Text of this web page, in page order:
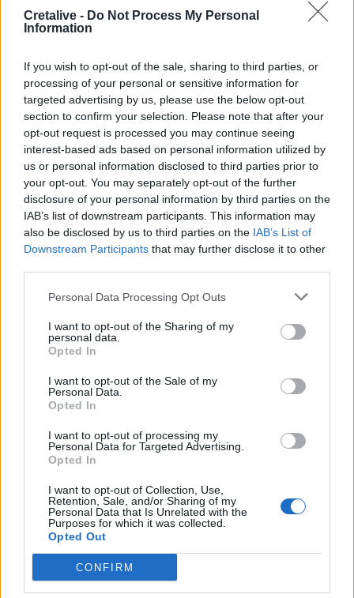
Cretalive - Do Not Process My Personal
Information
If you wish to opt-out of the sale, sharing to third parties, or
processing of your personal or sensitive information for
targeted advertising by us, please use the below opt-out
section to confirm your selection. Please note that after your
opt-out request is processed you may continue seeing
interest-based ads based on personal information utilized by
us or personal information disclosed to third parties prior to
your opt-out. You may separately opt-out of the further
disclosure of your personal information by third parties on the
IAB’s list of downstream participants. This information may
also be disclosed by us to third parties on the IAB’s List of
Downstream Participants that may further disclose it to other
Personal Data Processing Opt Outs
I want to opt-out of the Sharing of my
personal data.
Opted In
I want to opt-out of the Sale of my
Personal Data.
Opted In
I want to opt-out of processing my
Personal Data for Targeted Advertising.
Opted In
I want to opt-out of Collection, Use,
Retention, Sale, and/or Sharing of my
Personal Data that Is Unrelated with the
Purposes for which it was collected.
Opted Out
CONFIRM
Χανιά: Διεθνές Συνέδριο για τη Βιολογία των Φορέων
Μεταδοτικών Ασθενειών
12:33
Στις φλόγες δύο διυλιστήρια πετρελαίου στη Ρωσία μετά
από ουκρανική επίθεση με drones
12:29
Οι «αγκαζαρισμένες» ξαπλώστρες στις παραλίες
12:21
Δήμος Βιάννου: Χιλιάδες επισκέπτες κάθε ηλικίας στην
8η Γιορτή Μπανάνας
12:14
ΠΕΡΙΣΣΟΤΕΡΑ
ΣΧΕΤΙΚA AΡΘΡΑ
ΒΟΑΚ: Κλείνει την Τρίτη στον Ξηροπόταμο – Πώς θα
ΒΟΑΚ: Κλείνει την Τρίτη στον
ΒΟΑΚ: Κλείνει την Τρίτη στον
Ξηροπόταμο – Πώς θα γίνεται η
κυκλοφορία
Κρήτη: Ο πολύ υψηλός κίνδυνος πυρκαγιάς "φέρνει"
ΚΡΗΤΗ